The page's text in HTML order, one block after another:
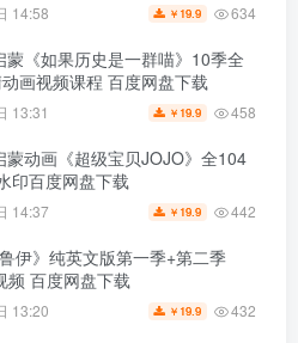
14:58 ￥ 19.9 634
蒙《如果历史是一群喵》10季全
画视频课程 百度网盘下载
13:31 ￥ 19.9 458
蒙动画《超级宝贝JOJO》全104
印百度网盘下载
14:37 ￥ 19.9 442
鲁伊》纯英文版第一季+第二季
频 百度网盘下载
13:20 ￥ 19.9 432